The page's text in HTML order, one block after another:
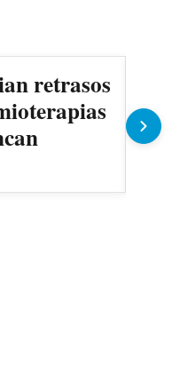
retrasos